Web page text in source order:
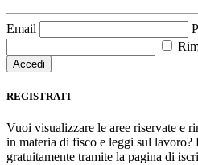
Email
REGISTRATI
Vuoi visualizzare le aree riservate e
in materia di fisco e leggi sul lavoro?
gratuitamente tramite la pagina di